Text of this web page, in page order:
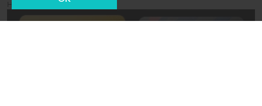
Новости СМИ2